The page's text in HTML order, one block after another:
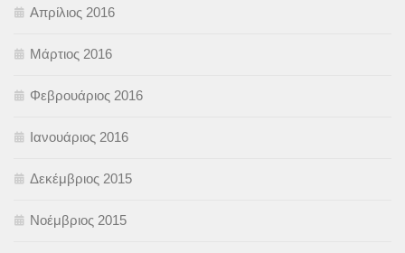
Απρίλιος 2016
Μάρτιος 2016
Φεβρουάριος 2016
Ιανουάριος 2016
Δεκέμβριος 2015
Νοέμβριος 2015